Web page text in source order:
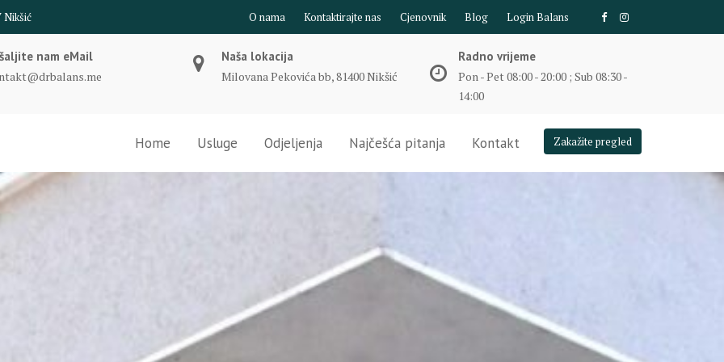
O nama Kontaktirajte nas Cjenovnik Blog Login Balans
nam eMail
Naša lokacija
Milovana Pekovića bb, 81400 Nikšić
Radno vrijeme
Pon - Pet 08:00 - 20:00 ; Sub 08:30 -
14:00
Zakažite pregled
Home Usluge Odjeljenja Najčešća pitanja Kontakt